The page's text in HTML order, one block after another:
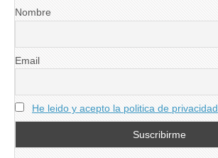
Nombre
Email
He leido y acepto la politica de privacidad